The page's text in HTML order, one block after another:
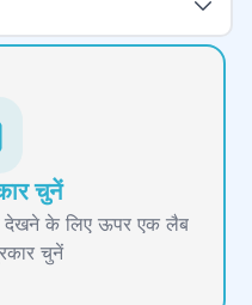
चुनें
देखने के लिए ऊपर एक लैब
चुनें